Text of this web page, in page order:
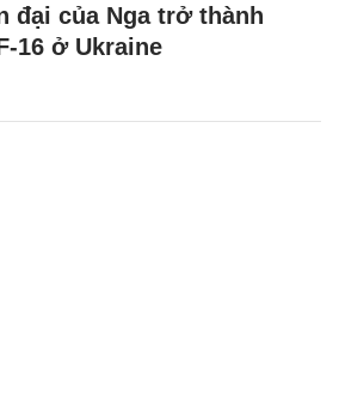
đại của Nga trở thành
16 ở Ukraine